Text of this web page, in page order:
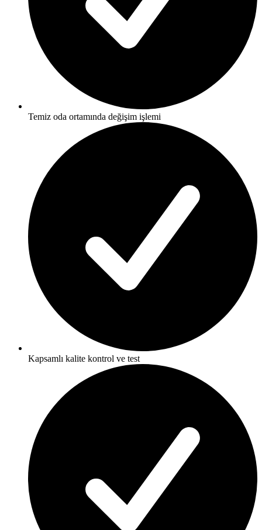
Temiz oda ortamında değişim işlemi
Kapsamlı kalite kontrol ve test